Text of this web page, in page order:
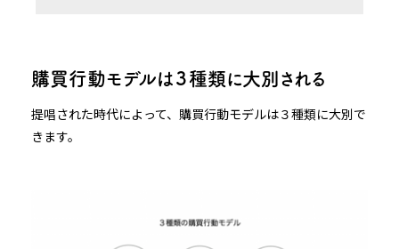
購買行動モデルは３種類に大別される
提唱された時代によって、購買行動モデルは３種類に大別で
きます。